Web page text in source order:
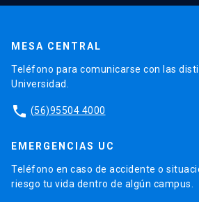
MESA CENTRAL
Teléfono para comunicarse con las
Universidad.
phone (56)95504 4000
EMERGENCIAS UC
Teléfono en caso de accidente o
riesgo tu vida dentro de algún campus.